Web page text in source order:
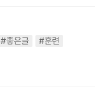
#좋은글
#훈련